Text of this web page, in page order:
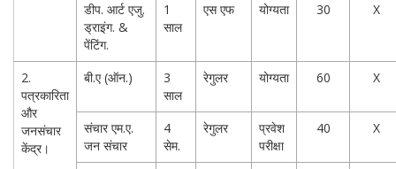
डीप. आर्ट एजु.
ड्राइंग. &
पेंटिंग.
1
साल
एस एफ योग्यता 30 X
2.
पत्रकारिता
और
जनसंचार
केंद्र।
बी.ए (ऑन.)
3
साल
रेगुलर योग्यता 60 X
संचार एम.ए.
जन संचार
4
सेम.
रेगुलर
प्रवेश
परीक्षा
40 X